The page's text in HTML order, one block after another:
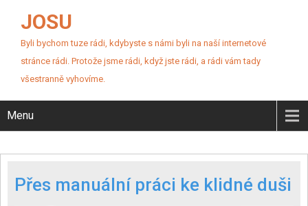
JOSU
Byli bychom tuze rádi, kdybyste s námi byli na naší internetové
stránce rádi. Protože jsme rádi, když jste rádi, a rádi vám tady
všestranně vyhovíme.
Menu
Přes manuální práci ke klidné duši